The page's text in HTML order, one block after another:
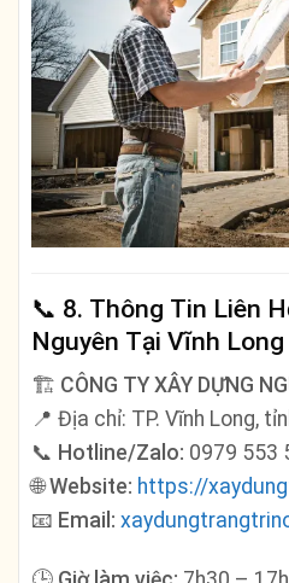
📞 8. Thông Tin Liên
Nguyên Tại Vĩnh Long
🏗️ CÔNG TY XÂY DỰNG
📍 Địa chỉ: TP. Vĩnh Long,
📞 Hotline/Zalo: 0979 553
🌐Website: https://
📧 Email: